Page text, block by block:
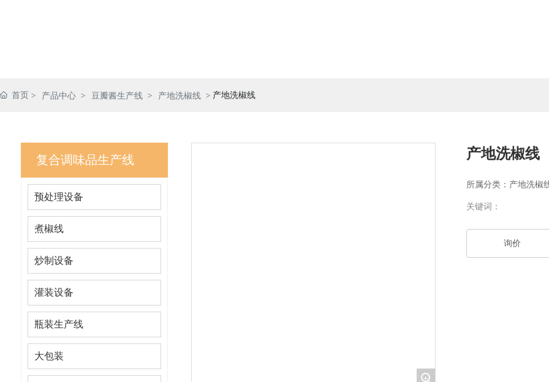
首页 产品中心 豆瓣酱生产线 产地洗椒线 产地洗椒线
复合调味品生产线
预处理设备
煮椒线
炒制设备
灌装设备
瓶装生产线
大包装
+
产地洗椒线
所属分类： 产地洗椒
关键词：
询价